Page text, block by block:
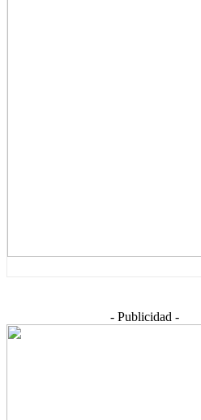
- Publicidad -